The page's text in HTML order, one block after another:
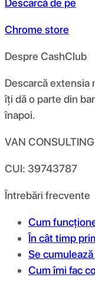
Descarcă de pe
Chrome store
Despre CashClub
Descarcă extensia
îți dă o parte din
înapoi.
VAN
CUI: 39743787
Întrebări frecvente
Cum
În cât timp
Se
Cum îmi fac